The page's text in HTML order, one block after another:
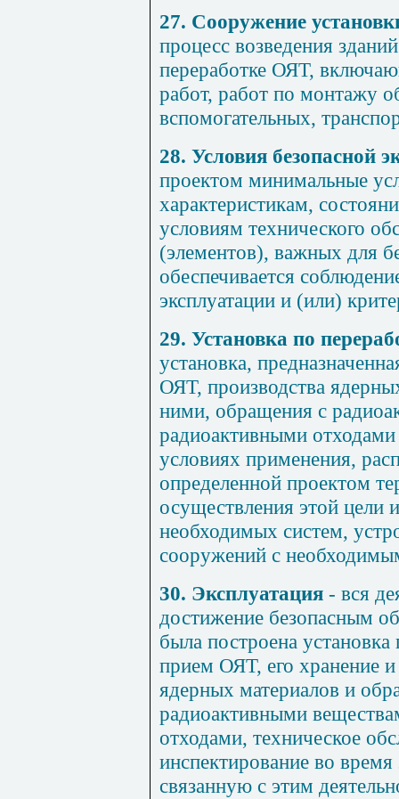
27. Сооружение
процесс возведения
переработке ОЯТ,
работ, работ по монтажу
вспомогательных,
28. Условия безопасной
проектом минимальные
характеристикам,
условиям технического
(элементов), важных для
обеспечивается
эксплуатации и (или)
29. Установка по
установка,
ОЯТ, производства
ними, обращения с
радиоактивными
условиях применения,
определенной проектом
осуществления этой цели
необходимых систем,
сооружений с
30. Эксплуатация - вся
достижение безопасным
была построена
прием ОЯТ, его хранение и
ядерных материалов и
радиоактивными
отходами, техническое
инспектирование во
связанную с этим